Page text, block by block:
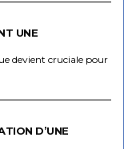
UNE
devient cruciale pour
D’UNE